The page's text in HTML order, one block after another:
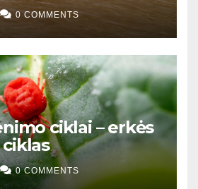
0 COMMENTS
ciklai – erkės
0 COMMENTS